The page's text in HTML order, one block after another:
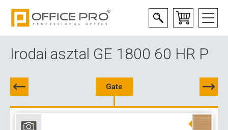
Irodai asztal GE 1800 60 HR P
Gate